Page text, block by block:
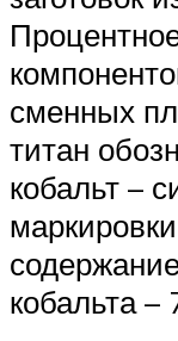
сменных
титан
кобальт –
кобальта –